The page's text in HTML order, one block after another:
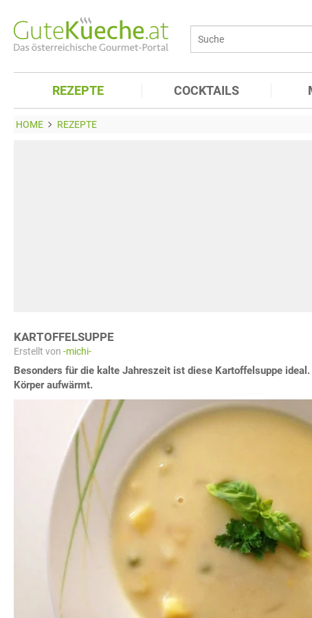
REZEPTE COCKTAILS
HOME REZEPTE
KARTOFFELSUPPE
Erstellt von -michi-
Besonders für die kalte Jahreszeit ist diese Kartoffelsuppe ideal.
Körper aufwärmt.